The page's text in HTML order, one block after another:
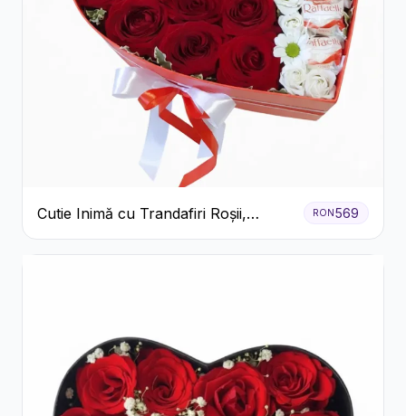
Cutie Inimă cu Trandafiri Roșii,
Crizanteme Albe și Bomboane
Raffaello
RON569